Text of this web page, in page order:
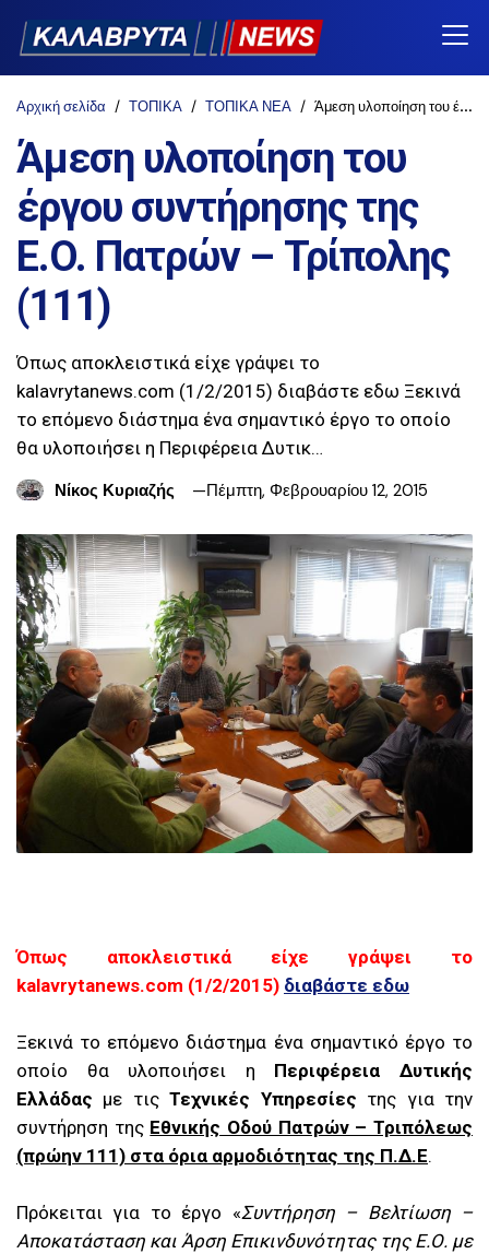
Αρχική σελίδα ΤΟΠΙΚΑ ΤΟΠΙΚΑ ΝΕΑ Άμεση υλοποίηση του έργου συντήρησης της Ε.O. Πατρών – Τρίπολης (111)
Άμεση υλοποίηση του
έργου συντήρησης της
Ε.O. Πατρών – Τρίπολης
(111)
Όπως αποκλειστικά είχε γράψει το
kalavrytanews.com (1/2/2015) διαβάστε εδω Ξεκινά
το επόμενο διάστημα ένα σημαντικό έργο το οποίο
θα υλοποιήσει η Περιφέρεια Δυτικ…
Νίκος Κυριαζής
Πέμπτη, Φεβρουαρίου 12, 2015
Όπως αποκλειστικά είχε γράψει το
kalavrytanews.com (1/2/2015) διαβάστε εδω
Ξεκινά το επόμενο διάστημα ένα σημαντικό έργο το
οποίο θα υλοποιήσει η Περιφέρεια Δυτικής
Ελλάδας με τιςΤεχνικές Υπηρεσίες της για την
συντήρηση της Εθνικής Οδού Πατρών – Τριπόλεως
(πρώην 111) στα όρια αρμοδιότητας της Π.Δ.Ε.
Πρόκειται για το έργο «Συντήρηση – Βελτίωση –
Αποκατάσταση και Άρση Επικινδυνότητας της Ε.Ο. με